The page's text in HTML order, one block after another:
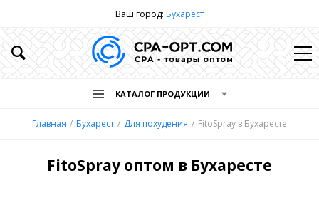
Ваш город: Бухарест
КАТАЛОГ ПРОДУКЦИИ
Главная Бухарест Для похудения FitoSpray в Бухаресте
FitoSpray оптом в Бухаресте